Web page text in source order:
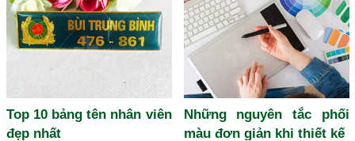
Top 10 bảng tên nhân viên
đẹp nhất
Những nguyên tắc phối
màu đơn giản khi thiết kế